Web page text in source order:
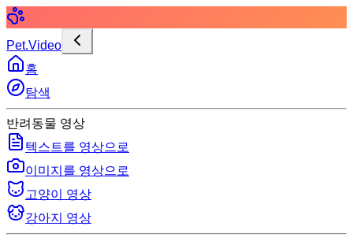
Pet.Video
홈
탐색
반려동물 영상
텍스트를 영상으로
이미지를 영상으로
고양이 영상
강아지 영상